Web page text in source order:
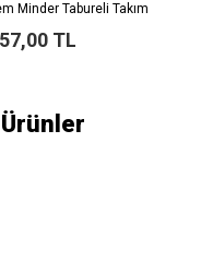
Minder Tabureli Takım
TL